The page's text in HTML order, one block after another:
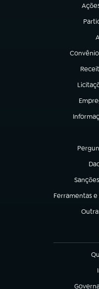
(abre
(abre em
(abre
(abre
(abre
(abre
(abre
(abre
Ferramentas
(abre em nova
(abre